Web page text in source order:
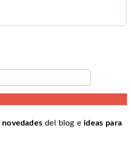
novedades del blog eideas para